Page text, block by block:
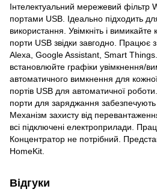
Інтелектуальний мережевий фільтр
портами USB. Ідеально підходить
використання. Увімкніть і вимикайте
порти USB звідки завгодно. Працює
Alexa, Google Assistant, Smart
встановлюйте графіки увімкнення/
автоматичного вимкнення для
портів USB для автоматичної
порти для заряджання забезпечують
Механізм захисту від
всі підключені електроприлади.
Концентратор не потрібний.
HomeKit.
Відгуки